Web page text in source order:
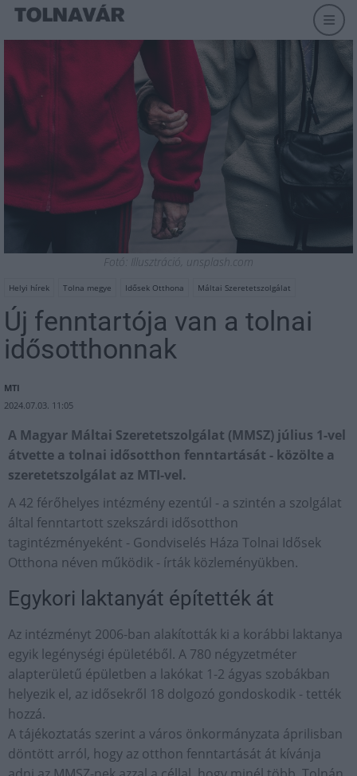
Fotó: Illusztráció, unsplash.com
Helyi hírek Tolna megye Idősek Otthona Máltai Szeretetszolgálat
Új fenntartója van a tolnai
idősotthonnak
MTI
2024.07.03. 11:05
A Magyar Máltai Szeretetszolgálat (MMSZ) július 1-vel
átvette a tolnai idősotthon fenntartását - közölte a
szeretetszolgálat az MTI-vel.
A 42 férőhelyes intézmény ezentúl - a szintén a szolgálat
által fenntartott szekszárdi idősotthon
tagintézményeként - Gondviselés Háza Tolnai Idősek
Otthona néven működik - írták közleményükben.
Egykori laktanyát építették át
Az intézményt 2006-ban alakították ki a korábbi laktanya
egyik legénységi épületéből. A 780 négyzetméter
alapterületű épületben a lakókat 1-2 ágyas szobákban
helyezik el, az idősekről 18 dolgozó gondoskodik - tették
hozzá.
A tájékoztatás szerint a város önkormányzata áprilisban
döntött arról, hogy az otthon fenntartását át kívánja